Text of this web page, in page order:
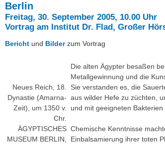
Berlin
Freitag, 30. September 2005, 10.00 Uhr
Vortrag am Institut Dr. Flad, Großer
Bericht und Bilderzum Vortrag
Neues Reich, 18.
Dynastie (Amarna-
Zeit), um 1350 v.
Chr.
ÄGYPTISCHES
MUSEUM BERLIN,
Die alten Ägypter besaßen
Metallgewinnung und die
Sie verstanden es, die
aus wilder Hefe zu züchten,
und mit geeigneten
Chemische Kenntnisse
Einbalsamierung ihrer toten